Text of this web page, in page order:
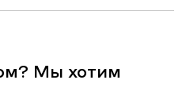
Мы хотим